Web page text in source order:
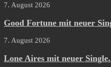
7. August 2026
Good Fortune mit neuer
7. August 2026
Lone Aires mit neuer